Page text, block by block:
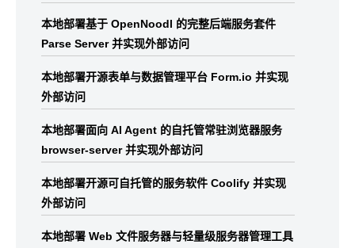
本地部署基于 OpenNoodl 的完整后端服务套件
Parse Server 并实现外部访问
本地部署开源表单与数据管理平台 Form.io 并实现
外部访问
本地部署面向 AI Agent 的自托管常驻浏览器服务
browser-server 并实现外部访问
本地部署开源可自托管的服务软件 Coolify 并实现
外部访问
本地部署 Web 文件服务器与轻量级服务器管理工具